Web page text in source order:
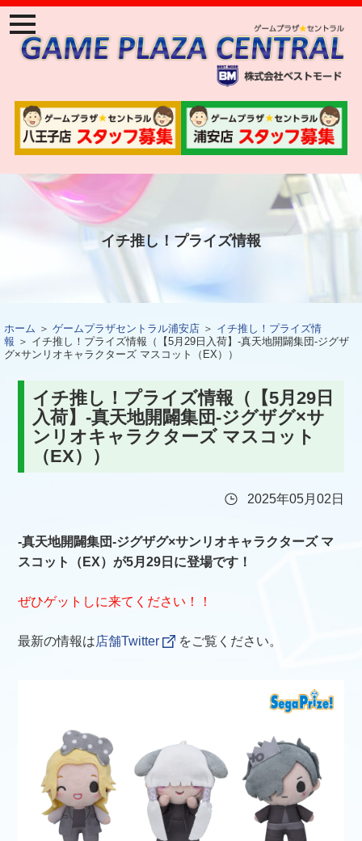
ナ
ビ
ゲ
ー
ン
メ
ニ
ュ
イチ推し！プライズ情報
ホーム ＞ ゲームプラザセントラル浦安店 ＞ イチ推し！プライズ情
報 ＞ イチ推し！プライズ情報（【5月29日入荷】‐真天地開闢集団‐ジグザ
グ×サンリオキャラクターズ マスコット（EX））
イチ推し！プライズ情報（【5月29日
入荷】‐真天地開闢集団‐ジグザグ×サ
ンリオキャラクターズ マスコット
（EX））
2025年05月02日
‐真天地開闢集団‐ジグザグ×サンリオキャラクターズ マ
スコット（EX）が5月29日に登場です！
ぜひゲットしに来てください！！
最新の情報は店舗Twitter をご覧ください。